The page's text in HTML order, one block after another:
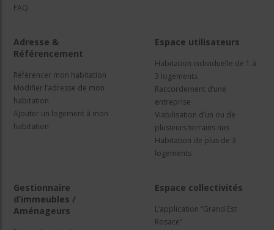
FAQ
Adresse &
Référencement
Référencer mon habitation
Modifier l’adresse de mon
habitation
Ajouter un logement à mon
habitation
Espace utilisateurs
Habitation individuelle de 1 à
3 logements
Raccordement d’une
entreprise
Viabilisation d’un ou de
plusieurs terrains nus
Habitation de plus de 3
logements
Gestionnaire
d’immeubles /
Aménageurs
Espace collectivités
L’application “Grand Est
Rosace”